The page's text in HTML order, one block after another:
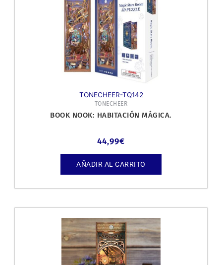
TONECHEER-TQ142
TONECHEER
BOOK NOOK: HABITACIÓN MÁGICA.
44,99€
AÑADIR AL CARRITO